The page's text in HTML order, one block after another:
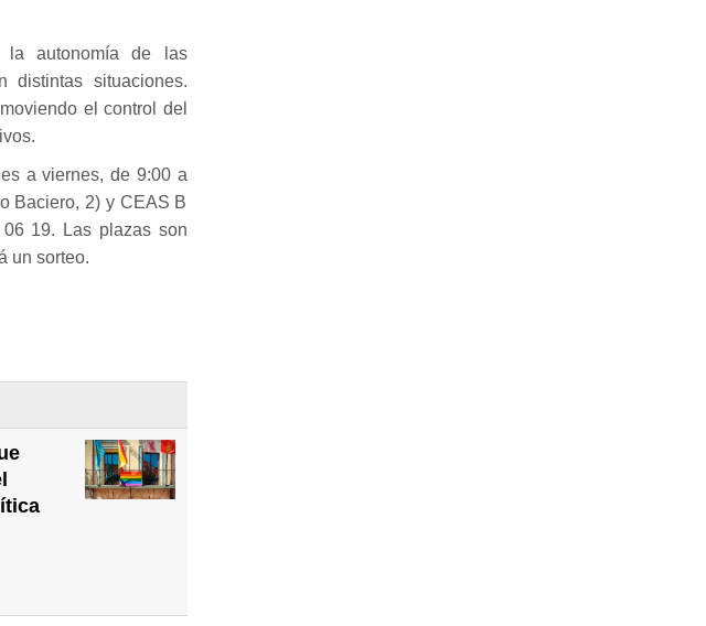
la autonomía de las
distintas situaciones.
el control del
a viernes, de 9:00 a
Baciero, 2) y CEAS B
19. Las plazas son
un sorteo.